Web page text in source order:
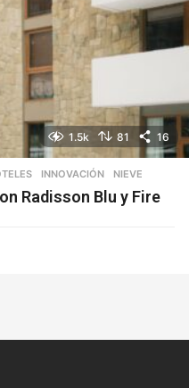
1.5k 81 16
,INNOVACIÓN ,NIEVE
Radisson Blu y Fire